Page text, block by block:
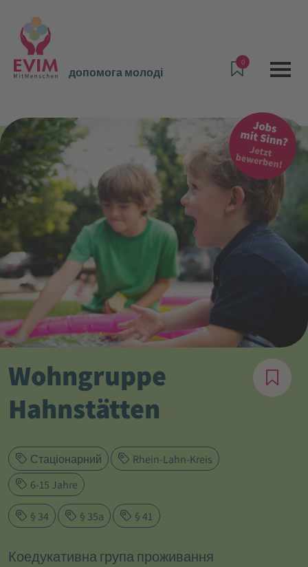
допомога молоді
0
Пропозиції та послуги
допомога молоді
Житлова група Ганштеттен
Wohngruppe
Hahnstätten
Стаціонарний
Rhein-Lahn-Kreis
6-15 Jahre
§ 34 § 35a § 41
Коедукативна група проживання